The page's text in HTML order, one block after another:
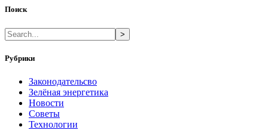
Поиск
>
Рубрики
Законодательсво
Зелёная энергетика
Новости
Советы
Технологии